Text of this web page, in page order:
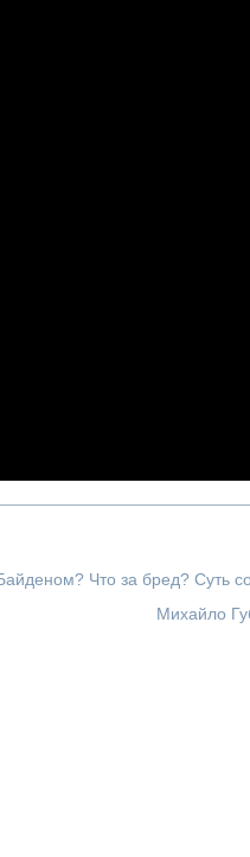
Что за бред? Суть
Михайло